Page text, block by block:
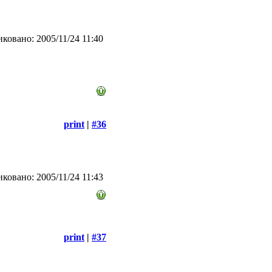
2005/11/24 11:40
print | #36
2005/11/24 11:43
print | #37